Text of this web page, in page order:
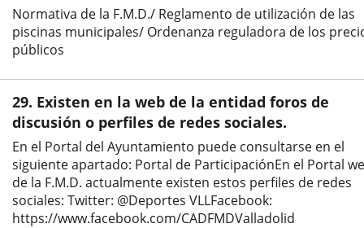
Normativa de la F.M.D./ Reglamento de utilización de las
piscinas municipales/ Ordenanza reguladora de los
públicos
29. Existen en la web de la entidad foros de
discusión o perfiles de redes sociales.
En el Portal del Ayuntamiento puede consultarse en el
siguiente apartado: Portal de ParticipaciónEn el Portal
de la F.M.D. actualmente existen estos perfiles de redes
sociales: Twitter: @Deportes VLLFacebook:
https://www.facebook.com/CADFMDValladolid